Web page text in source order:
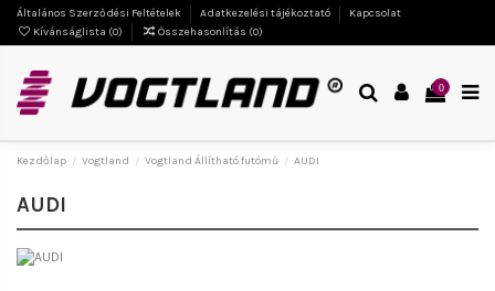
Általános Szerződési Feltételek Adatkezelési tájékoztató
Kapcsolat
Kívánságlista (0) Összehasonlítás (0)
0
Kezdőlap Vogtland Vogtland Állítható futómű AUDI
AUDI